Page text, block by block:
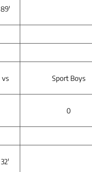
89′
vs Sport Boys
0
32′